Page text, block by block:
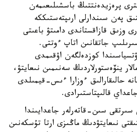
پرەزيدەنتتىڭ باسشىلىعىمەن
پەن سىندارلى ارىپتەستىككە
وزىق قازاقستاندى دامىتۋ باعىتى
جاتقانىن اتاپ ءوتتى.
كوزدەلگەن اۋقىمدى
ينۆەستورلاردىڭ سەنىمىن نىعايتۋ،
حالىقارالىق ءوزارا ءىس-قيمىلدى
قالىپتاستىرادى.
سىن-قاتەرلەر جاعدايىندا
نىعايتۋدىڭ ماڭىزى ارتا تۇسكەنىن